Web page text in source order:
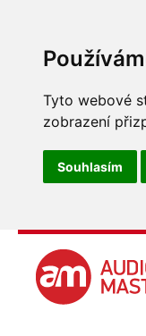
Tyto webové
zobrazení
Souhlasím